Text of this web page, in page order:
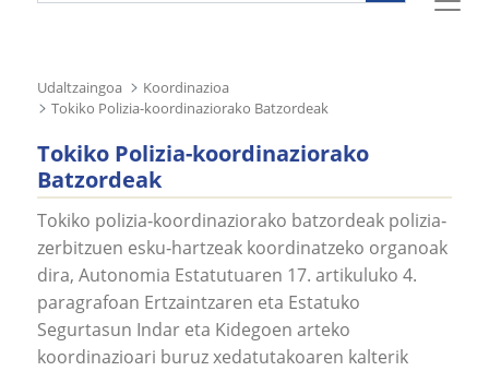
Udaltzaingoa
Koordinazioa
Tokiko Polizia-koordinaziorako Batzordeak
Tokiko Polizia-koordinaziorako
Batzordeak
Tokiko polizia‐koordinaziorako batzordeak polizia‐
zerbitzuen esku‐hartzeak koordinatzeko organoak
dira, Autonomia Estatutuaren 17. artikuluko 4.
paragrafoan Ertzaintzaren eta Estatuko
Segurtasun Indar eta Kidegoen arteko
koordinazioari buruz xedatutakoaren kalterik